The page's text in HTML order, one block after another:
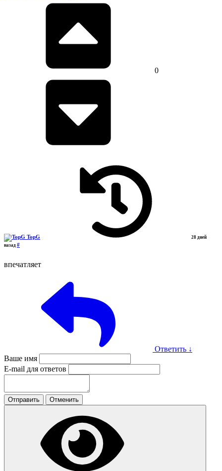
0
TopG
28 дней
назад #
впечатляет
Ответить ↓
Ваше имя
E-mail для ответов
Отправить Отменить